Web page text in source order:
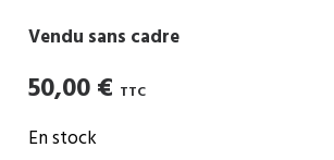
Vendu sans cadre
50,00 € TTC
En stock